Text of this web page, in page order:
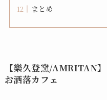
まとめ
【樂久登窯/AMRITAN
お洒落カフェ